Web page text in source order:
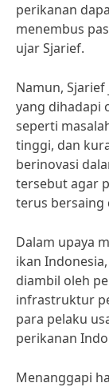
perikanan
menembus
ujar Sjarief.
Namun,
yang dihadapi
seperti
tinggi, dan
berinovasi
tersebut agar
terus bersaing
Dalam upaya
ikan
diambil oleh
infrastruktur
para pelaku
perikanan
Menanggapi